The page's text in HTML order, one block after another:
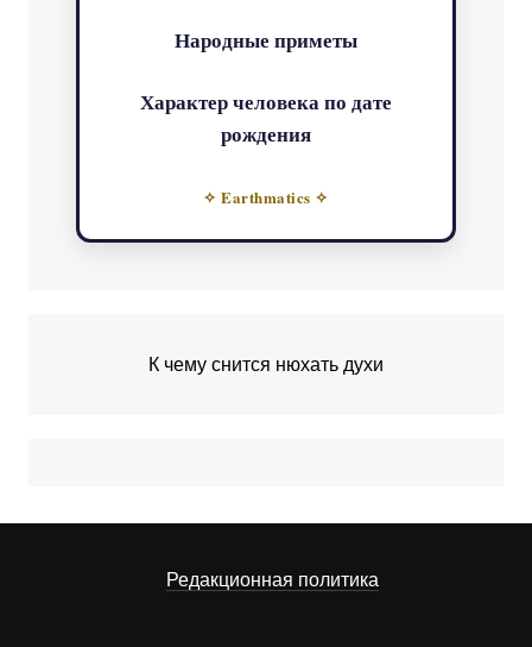
Народные приметы
Характер человека по дате
рождения
✧ Earthmatics ✧
К чему снится нюхать духи
Редакционная политика